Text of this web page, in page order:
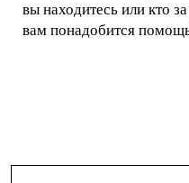
вы находитесь или кто
вам понадобится